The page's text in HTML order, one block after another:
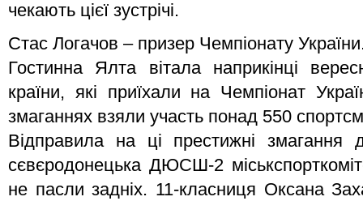
чекають цієї зустрічі.
Стас Логачов – призер Чемпіонату
Гостинна Ялта вітала наприкінці
країни, які приїхали на Чемпіонат
змаганнях взяли участь понад 550
Відправила на ці престижні змагання
сєвєродонецька ДЮСШ-2
не пасли задніх. 11-класниця Оксана